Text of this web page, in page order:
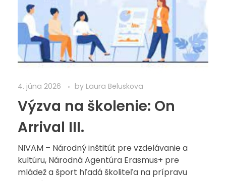
4. júna 2026 by Laura Beluskova
Výzva na školenie: On
Arrival III.
NIVAM – Národný inštitút pre vzdelávanie a
kultúru, Národná Agentúra Erasmus+ pre
mládež a šport hľadá školiteľa na prípravu